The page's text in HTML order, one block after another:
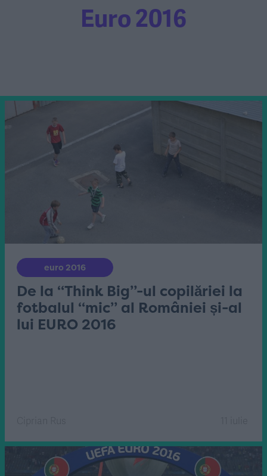
Euro 2016
euro 2016
De la “Think Big”-ul copilăriei la
fotbalul “mic” al României și-al
lui EURO 2016